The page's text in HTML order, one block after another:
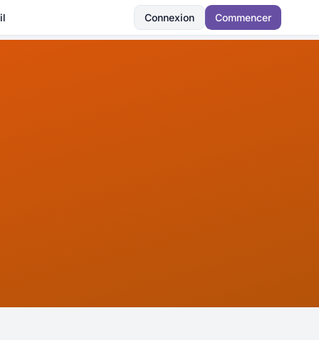
Connexion Commencer